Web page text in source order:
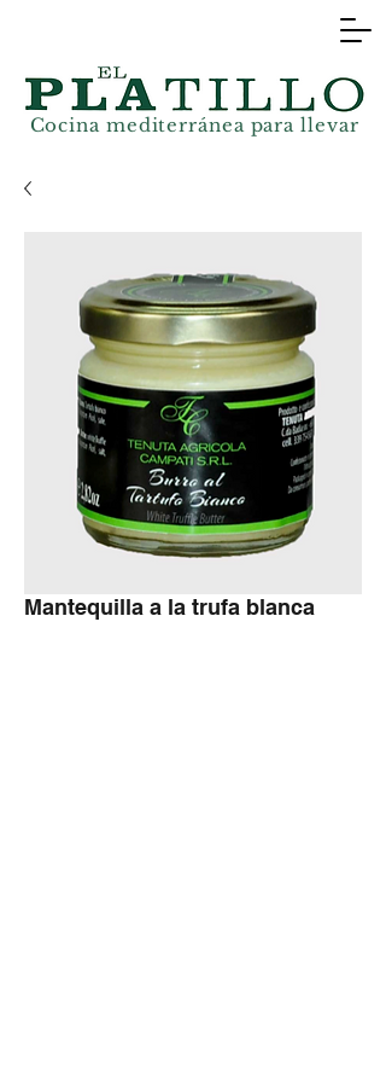
Cocina mediterráneapara llevar
Mantequilla a la trufa blanca